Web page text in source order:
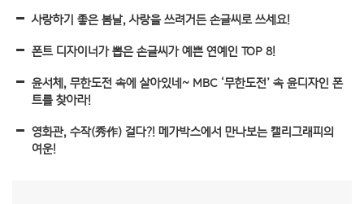
사랑하기 좋은 봄날, 사랑을 쓰려거든 손글씨로 쓰세요!
폰트 디자이너가 뽑은 손글씨가 예쁜 연예인 TOP 8!
윤서체, 무한도전 속에 살아있네~ MBC ‘무한도전’ 속 윤디자인 폰
트를 찾아라!
영화관, 수작(秀作) 걸다?! 메가박스에서 만나보는 캘리그래피의
여운!